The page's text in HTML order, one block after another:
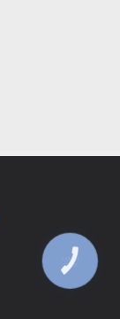
КНОПКА
ЗВ'ЯЗКУ